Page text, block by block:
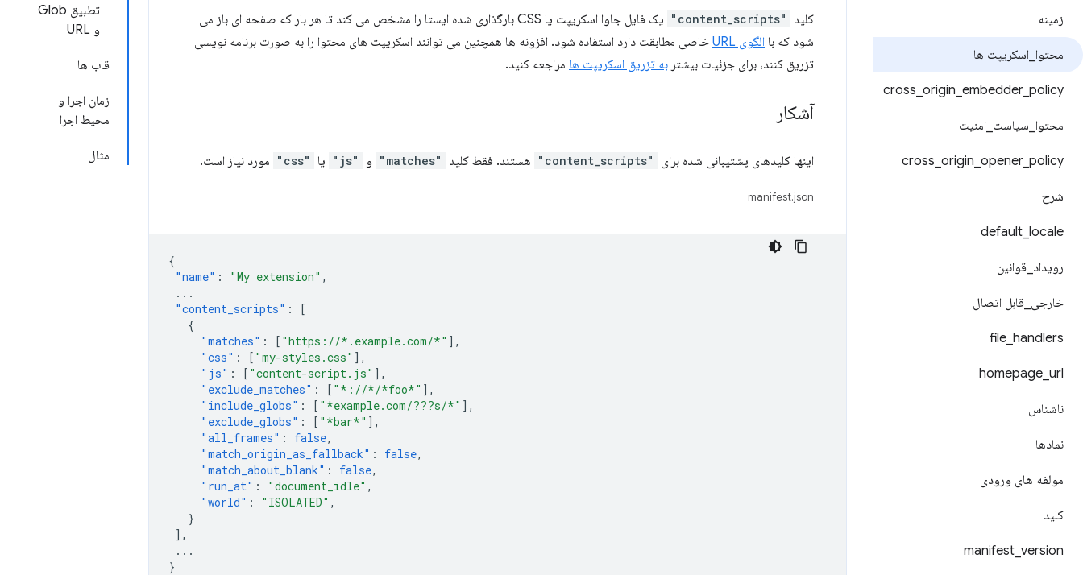
زمینه
محتوا اسکریپت ها
cross origin embedder_ policy
محتوا سیاست امنیت
cross origin opener_ policy
شرح
default locale
رویداد قوانین
خارجی قابل اتصال
file handlers
homepage url
ناشناس
نمادها
مولفه های ورودی
کلید
manifest version
تطبیق Glob
و URL
قاب ها
زمان اجرا و
محیط اجرا
مثال
کلید "content_scripts"
یک فایل جاوا اسکریپت یا CSS بارگذاری شده ایستا را مشخص می کند تا هر بار که صفحه ای باز می
شود که با الگوی URL
خاصی مطابقت دارد استفاده شود. افزونه ها همچنین می توانند اسکریپت های محتوا را به صورت برنامه نویسی
تزریق کنند، برای جزئیات بیشتر به تزریق اسکریپت ها مراجعه کنید.
آشکار
اینها کلیدهای پشتیبانی شده برای "content_scripts" هستند. فقط کلید "matches" و "js" یا "css" مورد نیاز است.
manifest.json
{
"name" : "My extension" ,
...
"content_scripts" :
[
{
"matches" : [ "https://*.example.com/*" ],
"css" : [ "my-styles.css" ],
"js" : [ "content-script.js" ],
"exclude_matches" : [ "*://*/*foo*" ],
"include_globs" : [ "*example.com/???s/*" ],
"exclude_globs" : [ "*bar*" ],
"all_frames" : false,
"match_origin_as_fallback" : false,
"match_about_blank" : false,
"run_at" : "document_idle" ,
"world" : "ISOLATED" ,
}
],
...
}